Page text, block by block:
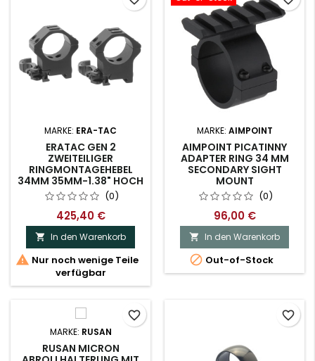
MARKE: ERA-TAC
ERATAC GEN 2
ZWEITEILIGER
RINGMONTAGEHEBEL
34MM 35MM-1.38" HOCH
T4004-0018(0)
425,40 €
 In den Warenkorb
 Nur noch wenige Teile
verfügbar
MARKE: AIMPOINT
AIMPOINT PICATINNY
ADAPTER RING 34 MM
SECONDARY SIGHT
MOUNT
(0)
96,00 €
 In den Warenkorb
 Out-of-Stock
MARKE: RUSAN
RUSAN MICRON
favorite_border favorite_border